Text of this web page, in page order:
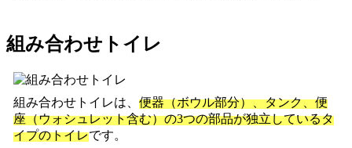
組み合わせトイレ
組み合わせトイレは、 便器（ボウル部分）、タンク、便
座（ウォシュレット含む）の3つの部品が独立しているタ
イプのトイレです。